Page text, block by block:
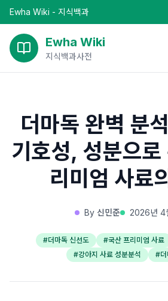
Ewha Wiki - 지식백과
Ewha Wiki
지식백과사전
더마독 완벽 분
기호성, 성분으로
리미엄 사료
By 신민준 2026년 4
#더마독 신선도 #국산 프리미엄 사료
#강아지 사료 성분분석 #더